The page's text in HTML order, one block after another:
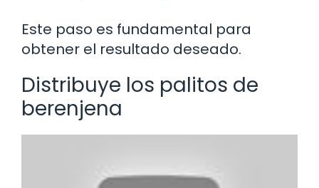
Este paso es fundamental para
obtener el resultado deseado.
Distribuye los palitos de
berenjena